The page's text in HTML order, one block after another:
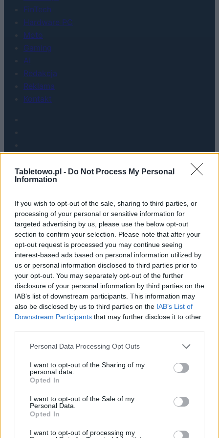
Tabletowo.pl - Do Not Process My Personal
Information
If you wish to opt-out of the sale, sharing to third parties, or
processing of your personal or sensitive information for
targeted advertising by us, please use the below opt-out
section to confirm your selection. Please note that after your
opt-out request is processed you may continue seeing
interest-based ads based on personal information utilized by
us or personal information disclosed to third parties prior to
your opt-out. You may separately opt-out of the further
disclosure of your personal information by third parties on the
IAB’s list of downstream participants. This information may
also be disclosed by us to third parties on the IAB’s List of
Downstream Participants that may further disclose it to other
Please note that this website/app uses one or more Google
not limited to your visit or usage behaviour. You may click to
grant or deny consent to Google and its third-party tags to
use your data for below specified purposes in below Google
consent section.
Personal Data Processing Opt Outs
I want to opt-out of the Sharing of my
personal data.
Opted In
I want to opt-out of the Sale of my
Personal Data.
Opted In
I want to opt-out of processing my
FinTech
Hardware PC
Moto
Gaming
AI
Redakcja
Reklama
Kontakt
Urządzenia
SMARTFONY
TABLETY
WEARABLE
TV
Recenzje
Porównania
Co kupić
FinTech
Hardware PC
Moto
AI
Redakcja